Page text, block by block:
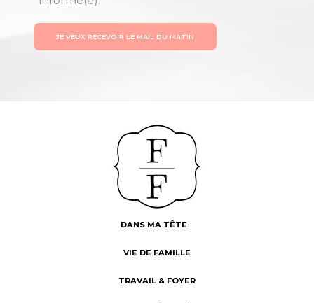
JE VEUX RECEVOIR LE MAIL DU MATIN
DANS MA TÊTE
VIE DE FAMILLE
TRAVAIL & FOYER